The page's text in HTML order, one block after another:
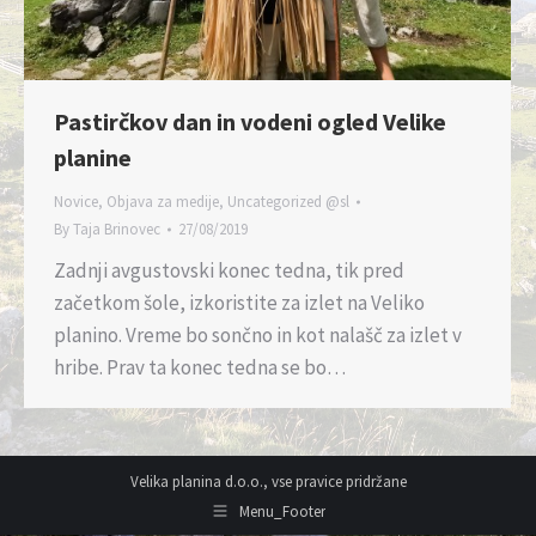
Pastirčkov dan in vodeni ogled Velike
planine
Novice, Objava za medije, Uncategorized @sl
ByTaja Brinovec 27/08/2019
Zadnji avgustovski konec tedna, tik pred
začetkom šole, izkoristite za izlet na Veliko
planino. Vreme bo sončno in kot nalašč za izlet v
hribe. Prav ta konec tedna se bo…
Velika planina d.o.o., vse pravice pridržane
Menu_Footer